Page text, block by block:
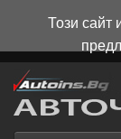
Този сайт